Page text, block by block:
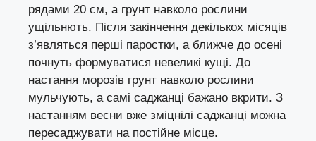
рядами 20 см, а грунт навколо рослини
ущільнють. Після закінчення декількох місяців
з’являться перші паростки, а ближче до осені
почнуть формуватися невеликі кущі. До
настання морозів грунт навколо рослини
мульчують, а самі саджанці бажано вкрити. З
настанням весни вже зміцнілі саджанці можна
пересаджувати на постійне місце.